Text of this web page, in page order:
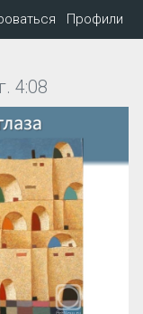
Профили
4:08